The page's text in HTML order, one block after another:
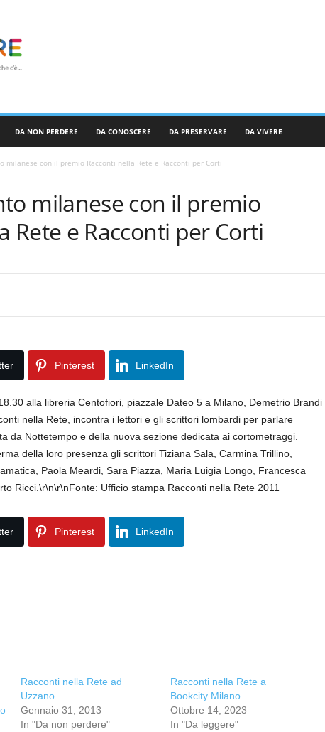
DA NON PERDERE DA CONOSCERE DA PRESERVARE DA VIVERE
milanese con il premio Racconti nella Rete e Racconti per Corti
milanese con il premio
Rete e Racconti per Corti
Pinterest LinkedIn
alla libreria Centofiori, piazzale Dateo 5 a Milano, Demetrio Brandi
nella Rete, incontra i lettori e gli scrittori lombardi per parlare
da Nottetempo e della nuova sezione dedicata ai cortometraggi.
della loro presenza gli scrittori Tiziana Sala, Carmina Trillino,
Paola Meardi, Sara Piazza, Maria Luigia Longo, Francesca
Ricci.\r\n\r\nFonte: Ufficio stampa Racconti nella Rete 2011
Pinterest LinkedIn
Racconti nella Rete ad
Uzzano
Gennaio 31, 2013
In "Da non perdere"
Racconti nella Rete a
Bookcity Milano
Ottobre 14, 2023
In "Da leggere"